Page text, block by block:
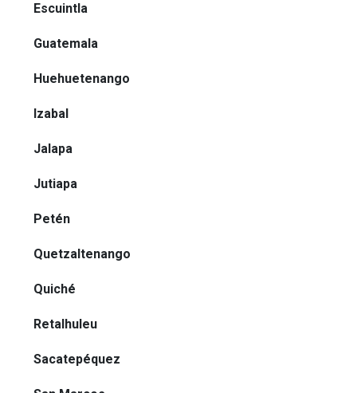
Escuintla
Guatemala
Huehuetenango
Izabal
Jalapa
Jutiapa
Petén
Quetzaltenango
Quiché
Retalhuleu
Sacatepéquez